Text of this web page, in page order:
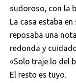
sudoroso, con la
La casa estaba
reposaba una
redonda y
«Solo traje lo del
El resto es tuyo.